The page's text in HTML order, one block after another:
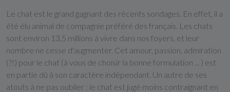
Le chat est le grand gagnant des récents sondages. En effet, il a
été élu animal de compagnie préféré des français. Les chats
sont environ 13,5 millions à vivre dans nos foyers, et leur
nombre ne cesse d'augmenter. Cet amour, passion, admiration
(?!) pour le chat (à vous de choisir la bonne formulation ... ) est
en partie dû à son caractère indépendant. Un autre de ses
atouts à ne pas oublier : le chat est jugé moins contraignant en